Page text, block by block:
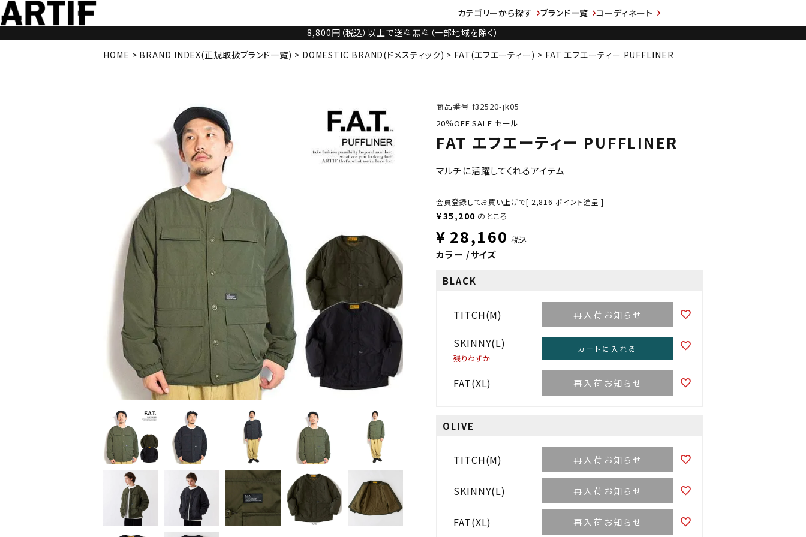
カテゴリーから探す ブランド一覧
コーディネート
8,800円（税込）以上で送料無料（一部地域を除く）
HOME
BRAND INDEX(正規取扱ブランド一覧) DOMESTIC BRAND(ドメスティック) FAT(エフエーティー) FAT エフエーティー PUFFLINER
商品番号 f32520-jk05
20％OFF SALE セール
FAT エフエーティー PUFFLINER
マルチに活躍してくれるアイテム
会員登録してお買い上げで[ 2,816 ポイント進呈 ]
¥35,200 のところ
¥ 28,160 税込
カラー サイズ
BLACK
TITCH(M) 再入荷お知らせ
SKINNY(L)
残りわずか
カートに入れる
FAT(XL) 再入荷お知らせ
OLIVE
TITCH(M) 再入荷お知らせ
SKINNY(L) 再入荷お知らせ
FAT(XL) 再入荷お知らせ